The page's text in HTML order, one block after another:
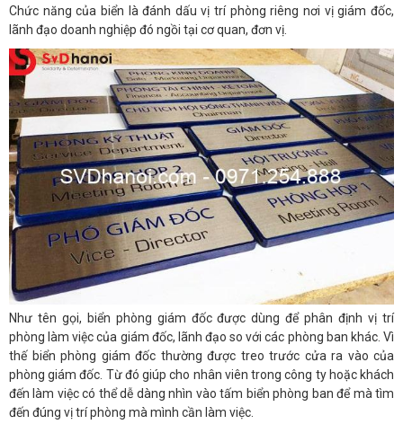
Chức năng của biển là đánh dấu vị trí phòng riêng nơi vị giám đốc,
lãnh đạo doanh nghiệp đó ngồi tại cơ quan, đơn vị.
Như tên gọi, biển phòng giám đốc được dùng để phân định vị trí
phòng làm việc của giám đốc, lãnh đạo so với các phòng ban khác. Vì
thế biển phòng giám đốc thường được treo trước cửa ra vào của
phòng giám đốc. Từ đó giúp cho nhân viên trong công ty hoặc khách
đến làm việc có thể dễ dàng nhìn vào tấm biển phòng ban để mà tìm
đến đúng vị trí phòng mà mình cần làm việc.